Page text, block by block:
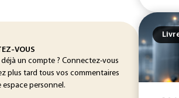
VOUS
déjà un compte ? Connectez-vous
plus tard tous vos commentaires
espace personnel.